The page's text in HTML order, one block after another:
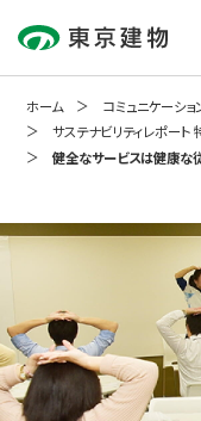
事業紹介
ホーム コミュニケーショ
サステナビリティレポート
健全なサービスは健康な